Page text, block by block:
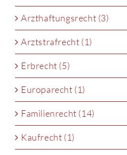
Arzthaftungsrecht (3)
Arztstrafrecht (1)
Erbrecht (5)
Europarecht (1)
Familienrecht (14)
Kaufrecht (1)